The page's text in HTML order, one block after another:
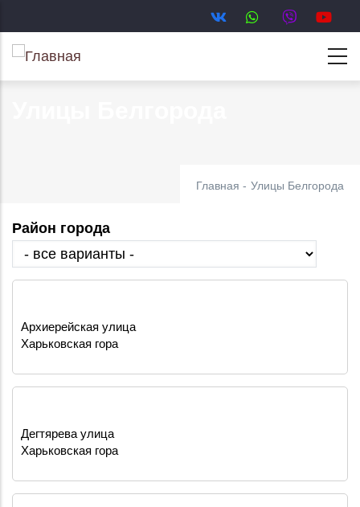
к
основному
содержанию
Главная - Улицы Белгорода
Район города
Архиерейская улица
Харьковская гора
Дегтярева улица
Харьковская гора